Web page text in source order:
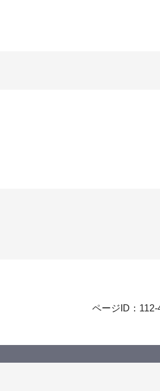
ページID：